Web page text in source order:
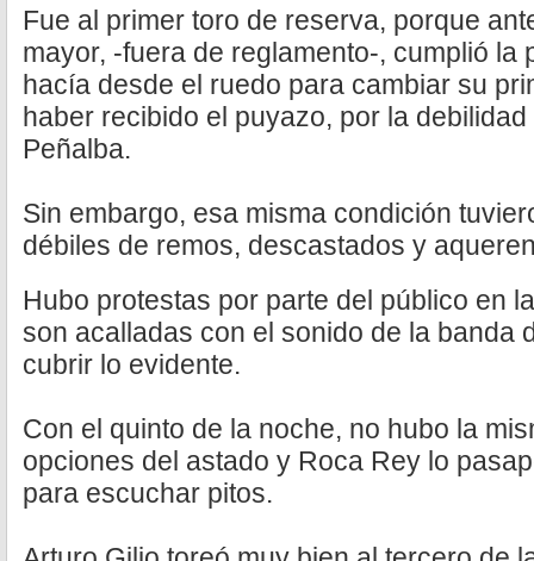
Fue al primer toro de reserva, porque
mayor, -fuera de reglamento-, cumplió la
hacía desde el ruedo para cambiar su
haber recibido el puyazo, por la
Peñalba.
Sin embargo, esa misma condición
débiles de remos, descastados y
Hubo protestas por parte del público en
son acalladas con el sonido de la banda
cubrir lo evidente.
Con el quinto de la noche, no hubo la
opciones del astado y Roca Rey lo
para escuchar pitos.